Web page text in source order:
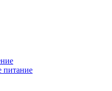
питание